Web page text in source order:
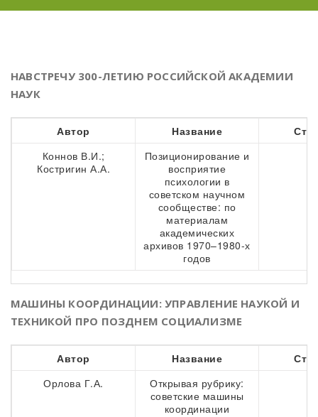
НАВСТРЕЧУ 300-ЛЕТИЮ РОССИЙСКОЙ АКАДЕМИИ
НАУК
Автор Название
Коннов В.И.;
Костригин А.А.
Позиционирование и
восприятие
психологии в
советском научном
сообществе: по
материалам
академических
архивов 1970–1980-х
годов
МАШИНЫ КООРДИНАЦИИ: УПРАВЛЕНИЕ НАУКОЙ И
ТЕХНИКОЙ ПРО ПОЗДНЕМ СОЦИАЛИЗМЕ
Автор Название
Орлова Г.А.
Открывая рубрику:
советские машины
координации